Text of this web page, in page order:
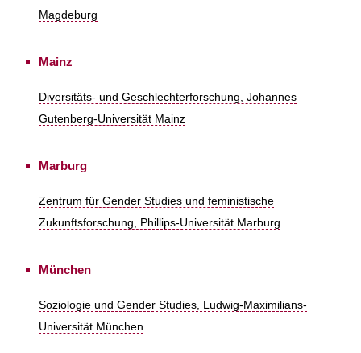
Magdeburg
Mainz
Diversitäts- und Geschlechterforschung, Johannes
Gutenberg-Universität Mainz
Marburg
Zentrum für Gender Studies und feministische
Zukunftsforschung, Phillips-Universität Marburg
München
Soziologie und Gender Studies, Ludwig-Maximilians-
Universität München